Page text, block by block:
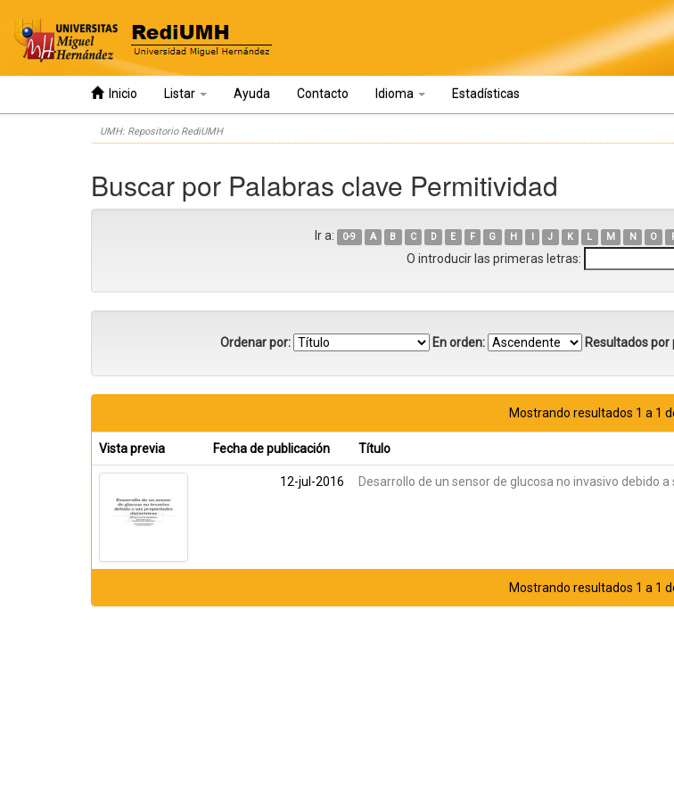
Inicio Listar Ayuda Contacto Idioma Estadísticas
UMH: Repositorio RediUMH
Buscar por Palabras clave Permitividad
Ir a: 0-9 A B C D E F G H I J K L M N O
O introducir las primeras letras:
Ordenar por: En orden: Resultados por
Mostrando resultados 1 a 1
Vista previa Fecha de publicación Título
12-jul-2016 Desarrollo de un sensor de glucosa no invasivo debido
Mostrando resultados 1 a 1